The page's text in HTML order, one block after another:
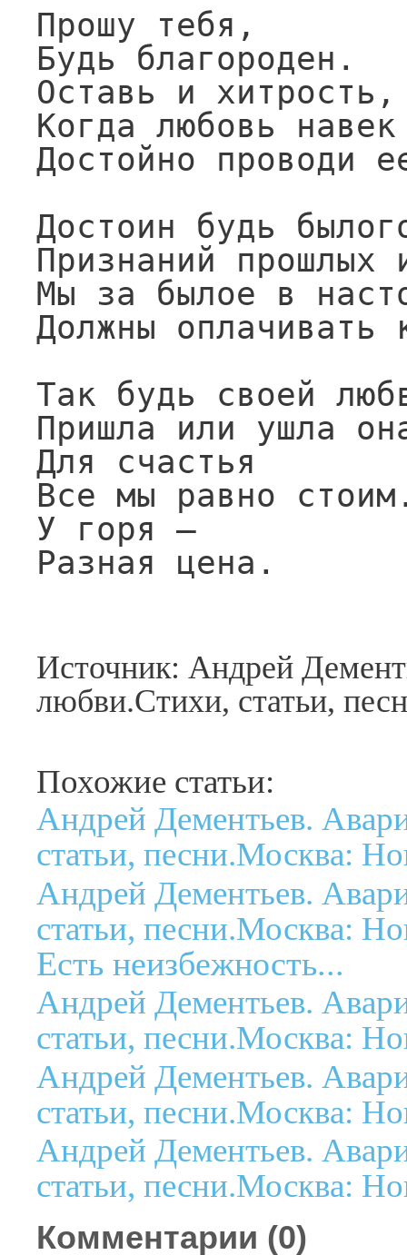
Прошу тебя,
Будь благороден.
Оставь и
Когда любовь
Достойно проводи
Достоин будь
Признаний прошлых
Мы за былое в
Должны оплачивать
Так будь своей
Пришла или ушла
Для счастья
Все мы равно
У горя —
Разная цена.
Источник: Андрей
любви.Стихи, статьи,
Похожие статьи:
Андрей Дементьев.
статьи, песни.Москва:
Андрей Дементьев.
статьи, песни.Москва:
Есть неизбежность...
Андрей Дементьев.
статьи, песни.Москва:
Андрей Дементьев.
статьи, песни.Москва:
Андрей Дементьев.
статьи, песни.Москва:
Комментарии (0)